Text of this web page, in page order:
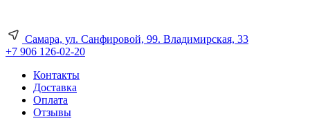
Самара, ул. Санфировой, 99. Владимирская, 33
+7 906 126-02-20
Контакты
Доставка
Оплата
Отзывы